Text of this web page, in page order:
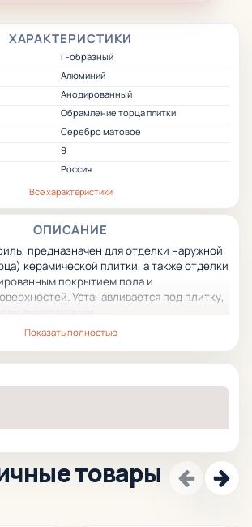
ХАРАКТЕРИСТИКИ
Г-образный
Алюминий
Анодированный
Обрамление торца плитки
Серебро матовое
9
Россия
Все характеристики
ОПИСАНИЕ
предназначен для отделки наружной
керамической плитки, а также отделки
покрытием пола и
Устанавливается под плитку,
эксплуатации.
Показать полностью
товары